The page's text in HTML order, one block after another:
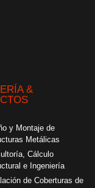
&
y Montaje de
Metálicas
Cálculo
e Ingeniería
de Coberturas de